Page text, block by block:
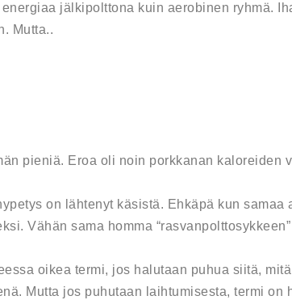
jälkipolttona kuin aerobinen ryhmä.
Mutta..
pieniä. Eroa oli noin porkkanan kaloreiden
on lähtenyt käsistä. Ehkäpä kun samaa
Vähän sama homma
oikea termi, jos halutaan puhua siitä,
Mutta jos puhutaan laihtumisesta, termi on